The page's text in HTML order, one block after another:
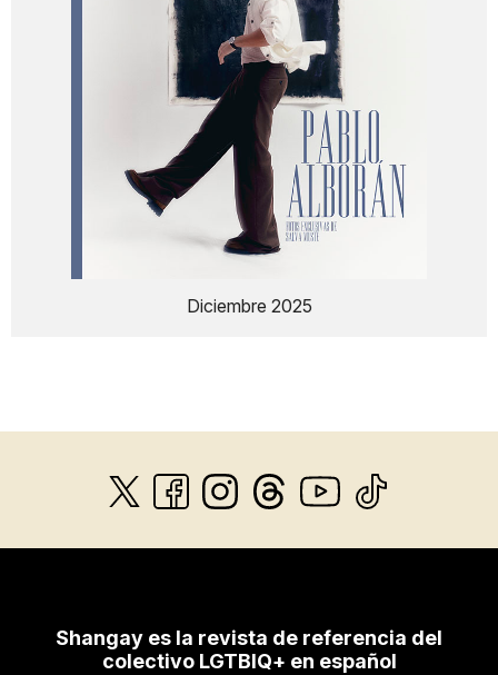
Diciembre 2025
Shangay es la revista de referencia del
colectivo LGTBIQ+ en español